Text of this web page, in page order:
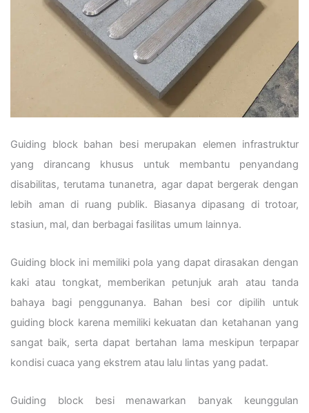
Guiding block bahan besi merupakan elemen infrastruktur
yang dirancang khusus untuk membantu penyandang
disabilitas, terutama tunanetra, agar dapat bergerak dengan
lebih aman di ruang publik. Biasanya dipasang di trotoar,
stasiun, mal, dan berbagai fasilitas umum lainnya.
Guiding block ini memiliki pola yang dapat dirasakan dengan
kaki atau tongkat, memberikan petunjuk arah atau tanda
bahaya bagi penggunanya. Bahan besi cor dipilih untuk
guiding block karena memiliki kekuatan dan ketahanan yang
sangat baik, serta dapat bertahan lama meskipun terpapar
kondisi cuaca yang ekstrem atau lalu lintas yang padat.
Guiding block besi menawarkan banyak keunggulan